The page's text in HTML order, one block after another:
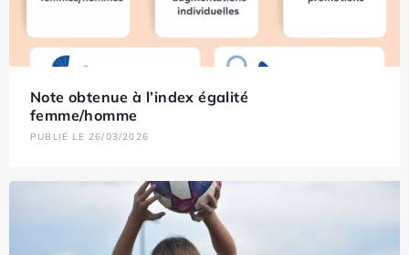
Note obtenue à l’index égalité
femme/homme
PUBLIÉ LE 26/03/2026